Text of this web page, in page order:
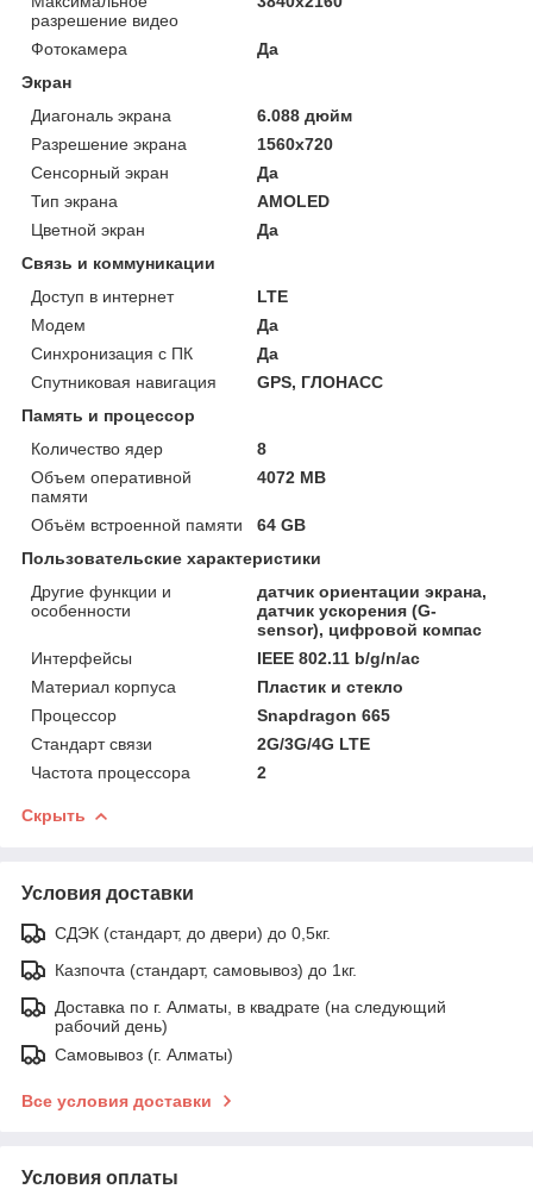
разрешение видео
Фотокамера
Да
Экран
Диагональ экрана
6.088 дюйм
Разрешение экрана
1560x720
Сенсорный экран
Да
Тип экрана
AMOLED
Цветной экран
Да
Связь и коммуникации
Доступ в интернет
LTE
Модем
Да
Синхронизация с ПК
Да
Спутниковая навигация
GPS, ГЛОНАСС
Память и процессор
Количество ядер
8
Объем оперативной
памяти
4072 MB
Объём встроенной памяти
64 GB
Пользовательские характеристики
Другие функции и
особенности
датчик ориентации экрана,
датчик ускорения (G-
sensor), цифровой компас
Интерфейсы
IEEE 802.11 b/g/n/ac
Материал корпуса
Пластик и стекло
Процессор
Snapdragon 665
Стандарт связи
2G/3G/4G LTE
Частота процессора
2
Скрыть
Условия доставки
СДЭК (стандарт, до двери) до 0,5кг.
Казпочта (стандарт, самовывоз) до 1кг.
Доставка по г. Алматы, в квадрате (на следующий
рабочий день)
Самовывоз (г. Алматы)
Все условия доставки
Условия оплаты